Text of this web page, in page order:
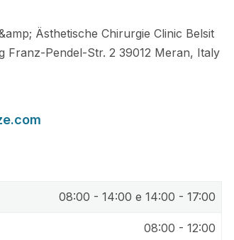
Ästhetische Chirurgie Clinic Belsit
Franz-Pendel-Str. 2 39012 Meran, Italy
08:00 - 14:00 e 14:00 - 17:00
08:00 - 12:00